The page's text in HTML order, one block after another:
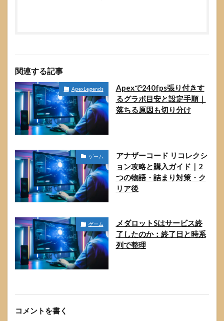
関連する記事
ApexLegends
Apexで240fps張り付きす
るグラボ目安と設定手順｜
落ちる原因も切り分け
ゲーム
アナザーコード リコレクシ
ョン攻略と購入ガイド｜2
つの物語・詰まり対策・ク
リア後
ゲーム
メダロットSはサービス終
了したのか：終了日と時系
列で整理
コメントを書く